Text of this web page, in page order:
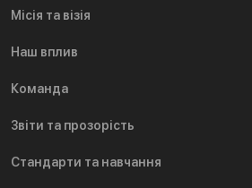
Місія та візія
Наш вплив
Команда
Звіти та прозорість
Стандарти та навчання